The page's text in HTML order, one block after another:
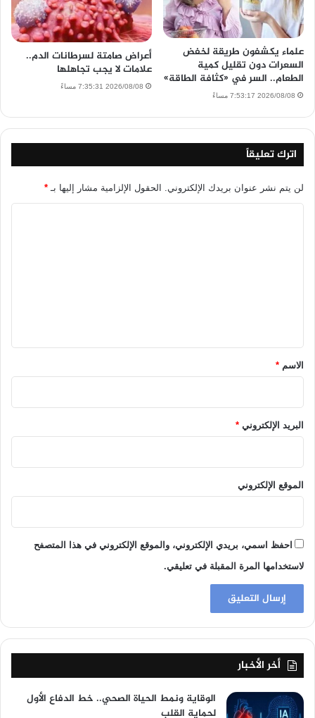
علماء يكشفون طريقة لخفض
السعرات دون تقليل كمية
الطعام.. السر في «كثافة الطاقة»
2026/08/08 7:53:17 مساءً
أعراض صامتة لسرطانات الدم..
علامات لا يجب تجاهلها
2026/08/08 7:35:31 مساءً
اترك تعليقاً
لن يتم نشر عنوان بريدك الإلكتروني. الحقول الإلزامية مشار إليها بـ *
*الاسم *
البريد الإلكتروني *
الموقع الإلكتروني
احفظ اسمي، بريدي الإلكتروني، والموقع الإلكتروني في هذا المتصفح
لاستخدامها المرة المقبلة في تعليقي.
أخر الأخبار
الوقاية ونمط الحياة الصحي.. خط الدفاع الأول
لحماية القلب